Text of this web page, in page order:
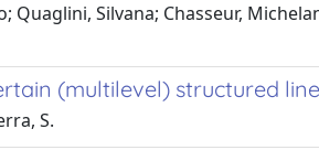
Quaglini, Silvana; Chasseur,
(multilevel) structured
S.